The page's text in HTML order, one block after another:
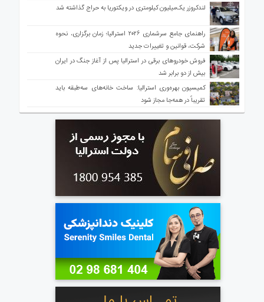
لندکروزر یک‌میلیون کیلومتری در ویکتوریا به حراج گذاشته شد
راهنمای جامع سرشماری ۲۰۲۶ استرالیا؛ زمان برگزاری، نحوه
شرکت، قوانین و تغییرات جدید
فروش خودروهای برقی در استرالیا پس از آغاز جنگ در ایران
بیش از دو برابر شد
کمیسیون بهره‌وری استرالیا: ساخت خانه‌های سه‌طبقه باید
تقریباً در همه‌جا مجاز شود